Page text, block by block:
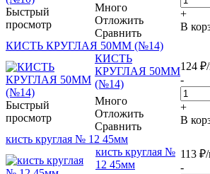
Быстрый
просмотр
Много
Отложить
Сравнить
+
В
КИСТЬ КРУГЛАЯ 50ММ (№14)
Быстрый
просмотр
КИСТЬ
КРУГЛАЯ 50ММ
(№14)
Много
Отложить
Сравнить
124 ₽
-
+
В
кисть круглая № 12 45мм
кисть круглая №
12 45мм
113 ₽
-